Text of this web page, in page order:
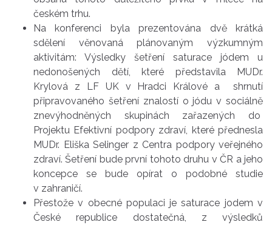
českém trhu.
Na konferenci byla prezentována dvě krátká
sdělení věnovaná plánovaným výzkumným
aktivitám: Výsledky šetření saturace jódem u
nedonošených dětí, které představila MUDr.
Krylová z LF UK v Hradci Králové a shrnutí
připravovaného šetření znalostí o jódu v sociálně
znevýhodněných skupinách zařazených do
Projektu Efektivní podpory zdraví, které přednesla
MUDr. Eliška Selinger z Centra podpory veřejného
zdraví. Šetření bude první tohoto druhu v ČR a jeho
koncepce se bude opírat o podobné studie
v zahraničí.
Přestože v obecné populaci je saturace jodem v
České republice dostatečná, z výsledků